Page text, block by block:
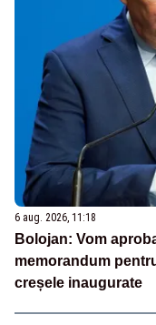
6 aug. 2026, 11:18
Bolojan: Vom
memorandum
creșele inaugurate